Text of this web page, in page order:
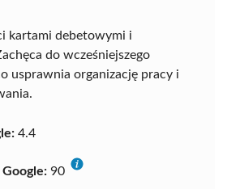
kartami debetowymi i
do wcześniejszego
usprawnia organizację pracy i
4.4
90